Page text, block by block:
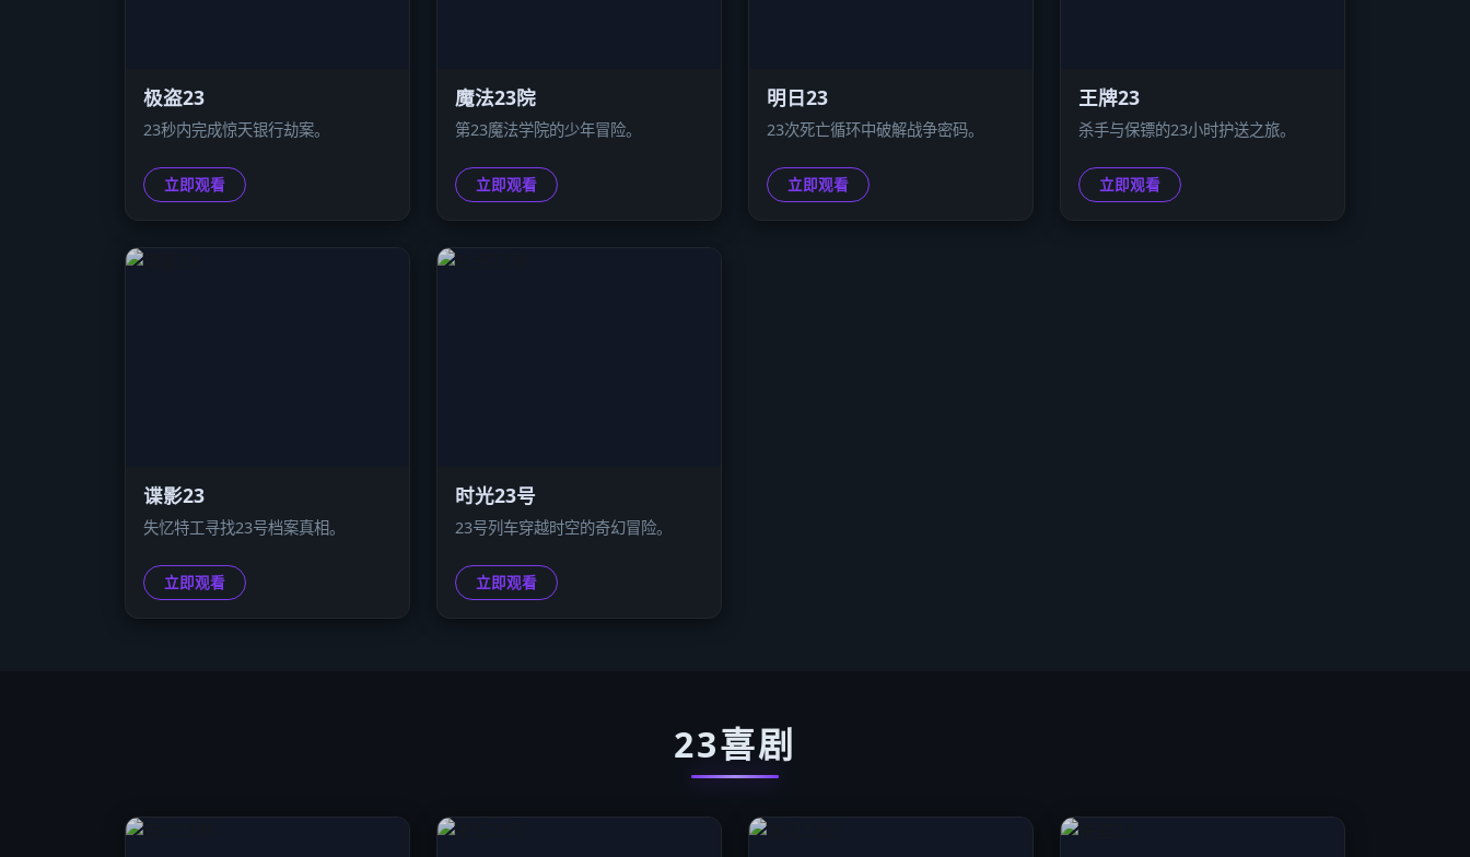
极盗23
23秒内完成惊天银行劫案。
立即观看
魔法23院
第23魔法学院的少年冒险。
立即观看
明日23
23次死亡循环中破解战争密码。
立即观看
王牌23
杀手与保镖的23小时护送之旅。
立即观看
谍影23
失忆特工寻找23号档案真相。
立即观看
时光23号
23号列车穿越时空的奇幻冒险。
立即观看
23喜剧